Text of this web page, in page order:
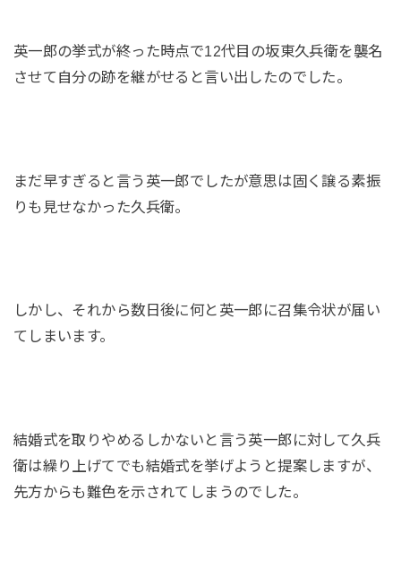
英一郎の挙式が終った時点で12代目の坂東久兵衛を襲名
させて自分の跡を継がせると言い出したのでした。
まだ早すぎると言う英一郎でしたが意思は固く譲る素振
りも見せなかった久兵衛。
しかし、それから数日後に何と英一郎に召集令状が届い
てしまいます。
結婚式を取りやめるしかないと言う英一郎に対して久兵
衛は繰り上げてでも結婚式を挙げようと提案しますが、
先方からも難色を示されてしまうのでした。